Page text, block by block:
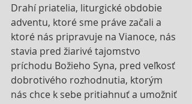
Drahí priatelia, liturgické obdobie
adventu, ktoré sme práve začali a
ktoré nás pripravuje na Vianoce, nás
stavia pred žiarivé tajomstvo
príchodu Božieho Syna, pred veľkosť
dobrotivého rozhodnutia, ktorým
nás chce k sebe pritiahnuť a umožniť